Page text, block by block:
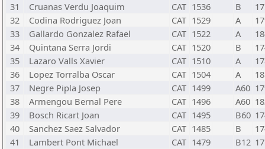
31
Cruanas Verdu Joaquim CAT 1536 B
32
Codina Rodriguez Joan CAT 1529 A
33
Gallardo Gonzalez Rafael CAT 1522 A
34
Quintana Serra Jordi CAT 1520 B
35
Lazaro Valls Xavier CAT 1510 A
36
Lopez Torralba Oscar CAT 1504 A
37
Negre Pipla Josep CAT 1499 A60
38
Armengou Bernal Pere CAT 1496 A60
39
Bosch Ricart Joan CAT 1495 B60
40
Sanchez Saez Salvador CAT 1485 B
41
Lambert Pont Michael CAT 1479 B12